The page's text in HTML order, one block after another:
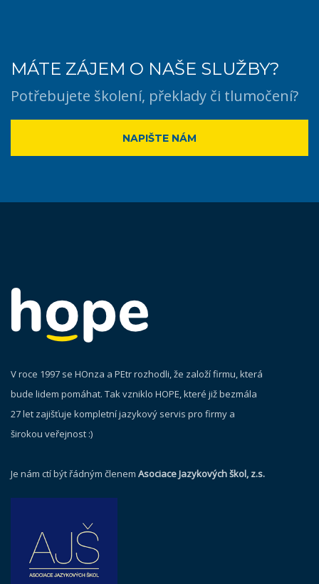
MÁTE ZÁJEM O NAŠE SLUŽBY?
Potřebujete školení, překlady či tlumočení?
NAPIŠTE NÁM
V roce 1997 se HOnza a PEtr rozhodli, že založí firmu, která
bude lidem pomáhat. Tak vzniklo HOPE, které již bezmála
27 let zajišťuje kompletní jazykový servis pro firmy a
širokou veřejnost :)
Je nám ctí být řádným členem Asociace Jazykových škol, z.s.